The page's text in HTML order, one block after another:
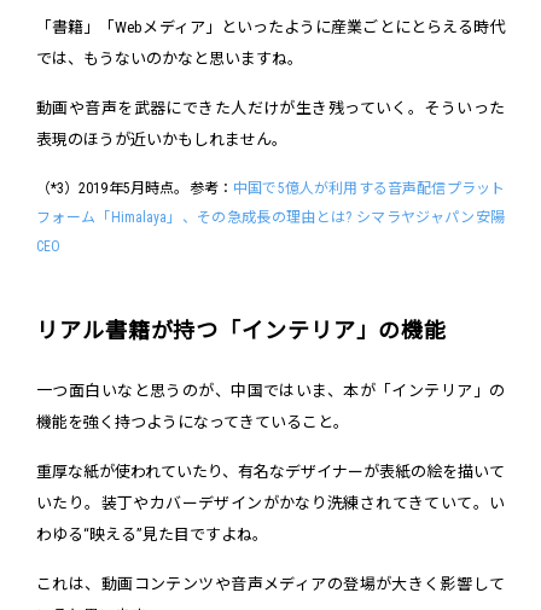
「書籍」「Webメディア」といったように産業ごとにとらえる時代
では、もうないのかなと思いますね。
動画や音声を武器にできた人だけが生き残っていく。そういった
表現のほうが近いかもしれません。
（*3）2019年5月時点。参考： 中国で5億人が利用する音声配信プラット
フォーム「Himalaya」、その急成長の理由とは? シマラヤジャパン安陽
CEO
リアル書籍が持つ「インテリア」の機能
一つ面白いなと思うのが、中国ではいま、本が「インテリア」の
機能を強く持つようになってきていること。
重厚な紙が使われていたり、有名なデザイナーが表紙の絵を描いて
いたり。装丁やカバーデザインがかなり洗練されてきていて。い
わゆる“映える”見た目ですよね。
これは、動画コンテンツや音声メディアの登場が大きく影響して